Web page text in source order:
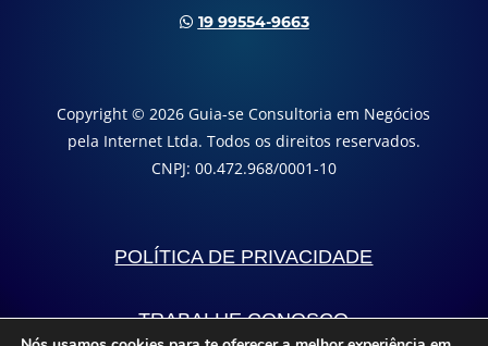
 19 99554-9663
Copyright © 2026 Guia-se Consultoria em Negócios
pela Internet Ltda. Todos os direitos reservados.
CNPJ: 00.472.968/0001-10
POLÍTICA DE PRIVACIDADE
TRABALHE CONOSCO